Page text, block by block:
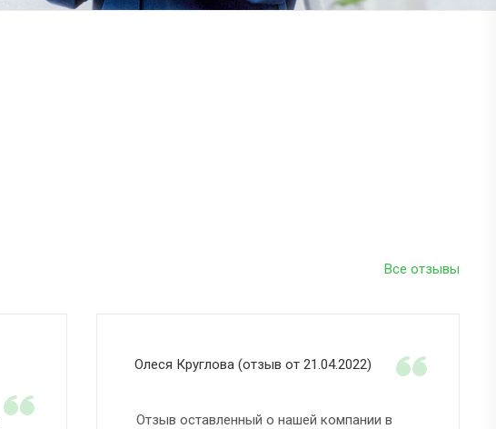
Все отзывы
Олеся Круглова (отзыв от 21.04.2022)
Отзыв оставленный о нашей компании в